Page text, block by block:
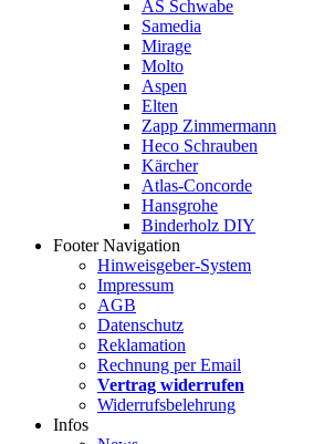
AS Schwabe
Samedia
Mirage
Molto
Aspen
Elten
Zapp Zimmermann
Heco Schrauben
Kärcher
Atlas-Concorde
Hansgrohe
Binderholz DIY
Footer Navigation
Hinweisgeber-System
Impressum
AGB
Datenschutz
Reklamation
Rechnung per Email
Vertrag widerrufen
Widerrufsbelehrung
Infos